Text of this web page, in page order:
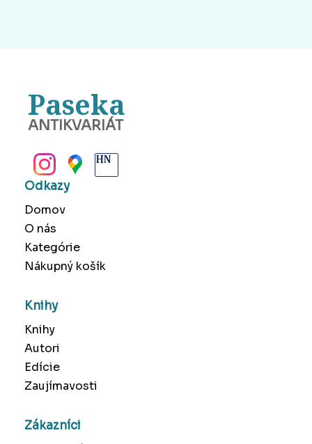
Paseka
ANTIKVARIÁT
Odkazy
Domov
O nás
Kategórie
Nákupný košík
Knihy
Knihy
Autori
Edície
Zaujímavosti
Zákazníci